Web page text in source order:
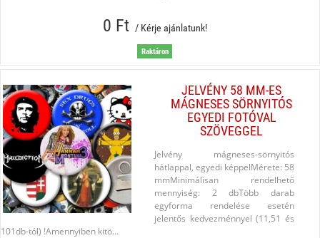
0 Ft / Kérje ajánlatunk!
Raktáron
JELVÉNY 58 MM-ES
MÁGNESES SÖRNYITÓS
EGYEDI FOTÓVAL
SZÖVEGGEL
Jelvény mágneses-sörnyitós
hátlappal, egyedi képpelMérete: 58
mmMinimálisan rendelhető
mennyiség: 2 db​Több darab
egyforma rendelése esetén
jelentős kedvezménnyel (11,51 és
101db-tól) !Amennyiben kitö...